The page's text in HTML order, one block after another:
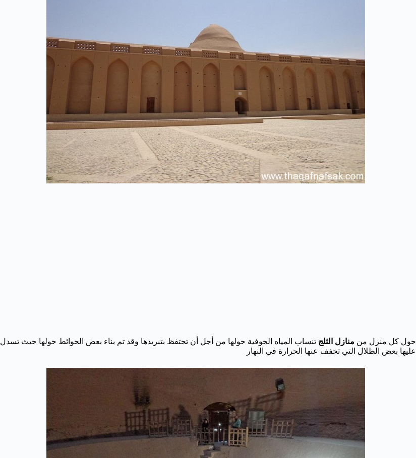
حول كل منزل من منازل الثلج تنساب المياه الجوفية حولها من أجل أن تحتفظ بتبريدها وقد تم بناء بعض الحوائط حولها حيث تسدل
عليها بعض الظلال التي تخفف عنها الحرارة في النهار